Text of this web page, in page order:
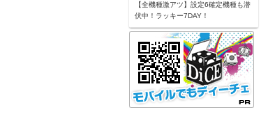
【全機種激アツ】設定6確定機種も潜
伏中！ラッキー7DAY！